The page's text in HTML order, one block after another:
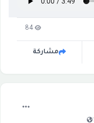
84
مشاركة